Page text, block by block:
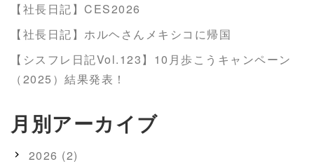
【社長日記】CES2026
【社長日記】ホルヘさんメキシコに帰国
【シスフレ日記Vol.123】10月歩こうキャンペーン
（2025）結果発表！
月別アーカイブ
2026 (2)